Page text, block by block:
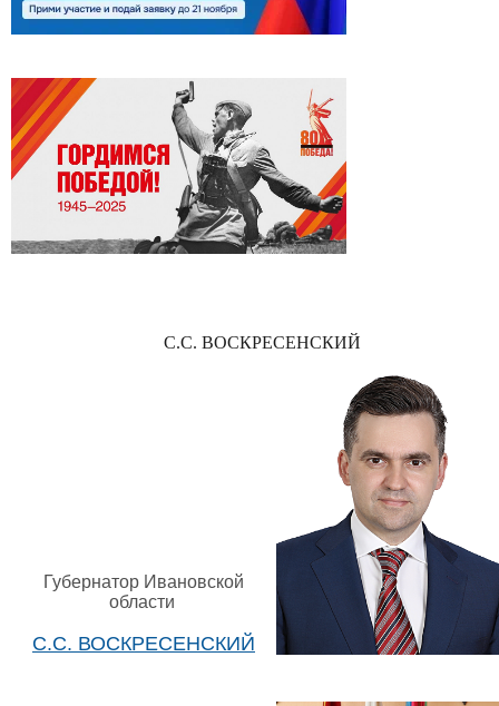
С.С. ВОСКРЕСЕНСКИЙ
Губернатор Ивановской
области
С.С. ВОСКРЕСЕНСКИЙ